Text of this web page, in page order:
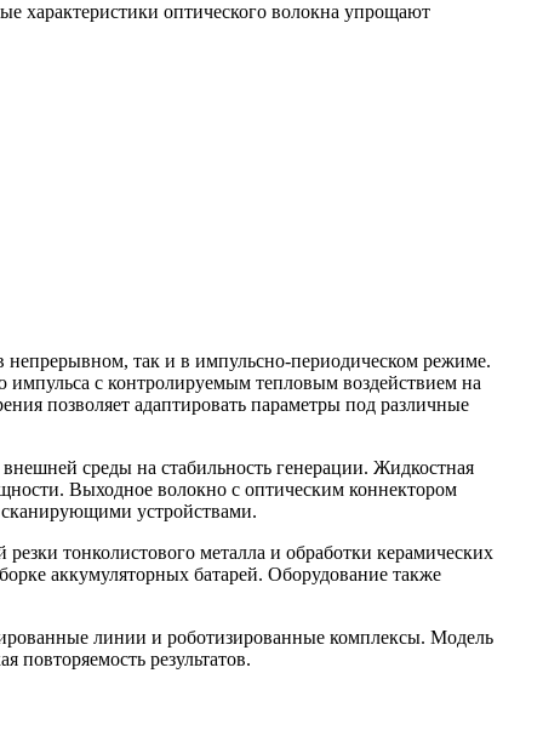
характеристики оптического волокна упрощают
так и в импульсно-периодическом режиме.
с контролируемым тепловым воздействием на
позволяет адаптировать параметры под различные
среды на стабильность генерации. Жидкостная
Выходное волокно с оптическим коннектором
устройствами.
тонколистового металла и обработки керамических
аккумуляторных батарей. Оборудование также
линии и роботизированные комплексы. Модель
повторяемость результатов.